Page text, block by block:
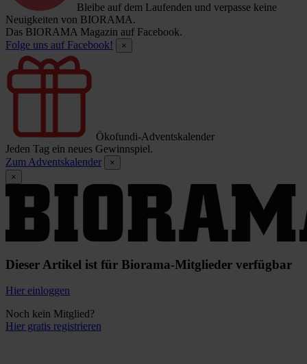
Bleibe auf dem Laufenden und verpasse keine
Neuigkeiten von BIORAMA.
Das BIORAMA Magazin auf Facebook.
Folge uns auf Facebook!
×
Ökofundi-Adventskalender
Jeden Tag ein neues Gewinnspiel.
Zum Adventskalender
×
×
Dieser Artikel ist für Biorama-Mitglieder verfügbar
Hier einloggen
Noch kein Mitglied?
Hier gratis registrieren